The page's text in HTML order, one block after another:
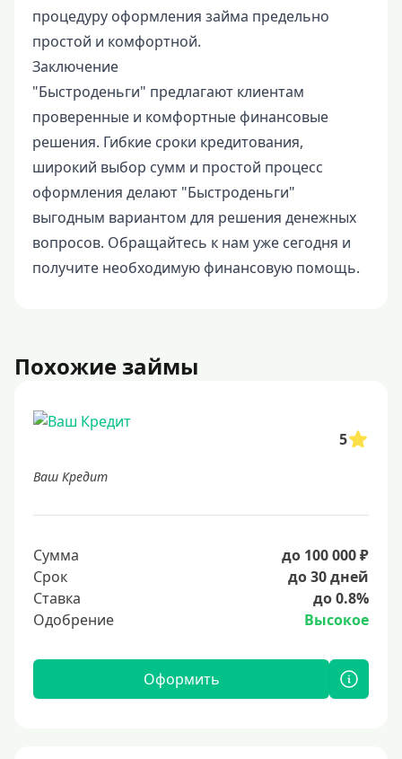
процедуру оформления займа предельно
простой и комфортной.
Заключение
"Быстроденьги" предлагают клиентам
проверенные и комфортные финансовые
решения. Гибкие сроки кредитования,
широкий выбор сумм и простой процесс
оформления делают "Быстроденьги"
выгодным вариантом для решения денежных
вопросов. Обращайтесь к нам уже сегодня и
получите необходимую финансовую помощь.
Похожие займы
5
Ваш Кредит
Сумма
до 100 000 ₽
Срок
до 30 дней
Ставка
до 0.8%
Одобрение
Высокое
Оформить